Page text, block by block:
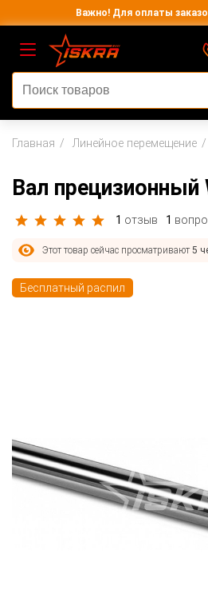
Важно! Для оплаты
Главная Линейное перемещение
Вал прецизионный
1 отзыв 1
Этот товар сейчас просматривают5
Бесплатный распил